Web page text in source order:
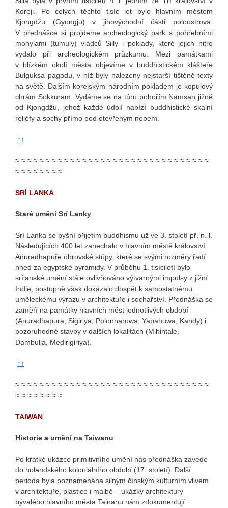
Koreji. Po celých těchto tisíc let bylo hlavním městem
Kjongdžu (Gyongju) v jihovýchodní části poloostrova.
V přednášce si projdeme archeologický park s pohřebními
mohylami (tumuly) vládců Silly i poklady, které jejich nitro
vydalo při archeologickém průzkumu. Mezi památkami
v blízkém okolí města objevíme v buddhistickém klášteře
Bulguksa pagodu, v níž byly nalezeny nejstarší tištěné texty
na světě. Dalším korejským národním pokladem je kopulový
chrám Sokkuram. Vydáme se na túru pohořím Namsan jižně
od Kjongdžu, jehož každé údolí nabízí buddhistické skalní
reliéfy a sochy přímo pod otevřeným nebem.
↑↑
≈ ≈ ≈ ≈ ≈ ≈ ≈ ≈ ≈ ≈ ≈ ≈ ≈ ≈ ≈ ≈ ≈ ≈ ≈ ≈ ≈ ≈ ≈ ≈ ≈ ≈ ≈ ≈ ≈ ≈ ≈ ≈
≈ ≈ ≈ ≈ ≈ ≈ ≈ ≈
SRÍ LANKA
Staré umění Srí Lanky
Srí Lanka se pyšní přijetím buddhismu už ve 3. století př. n. l.
Následujících 400 let zanechalo v hlavním městě království
Anuradhapuře obrovské stúpy, které se svými rozměry řadí
hned za egyptské pyramidy. V průběhu 1. tisíciletí bylo
srílanské umění stále ovlivňováno výtvarnými impulsy z jižní
Indie, postupně však dokázalo dospět k samostatnému
uměleckému výrazu v architektuře i sochařství. Přednáška se
zaměří na památky hlavních měst jednotlivých období
(Anuradhapura, Sigiriya, Polonnaruwa, Yapahuwa, Kandy) i
pozoruhodné stavby v dalších lokalitách (Mihintale,
Dambulla, Medirigiriya).
↑↑
≈ ≈ ≈ ≈ ≈ ≈ ≈ ≈ ≈ ≈ ≈ ≈ ≈ ≈ ≈ ≈ ≈ ≈ ≈ ≈ ≈ ≈ ≈ ≈ ≈ ≈ ≈ ≈ ≈ ≈ ≈ ≈
≈ ≈ ≈ ≈ ≈ ≈ ≈ ≈
TAIWAN
Historie a umění na Taiwanu
Po krátké ukázce primitivního umění nás přednáška zavede
do holandského koloniálního období (17. století). Další
perioda byla poznamenána silným čínským kulturním vlivem
v architektuře, plastice i malbě – ukázky architektury
bývalého hlavního města Tainanu nám zdokumentují